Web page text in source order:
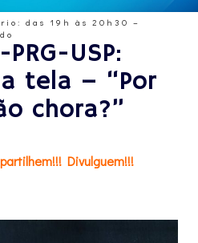
das 19h às 20h30 –
USP:
tela – “Por
chora?”
Divulguem!!!